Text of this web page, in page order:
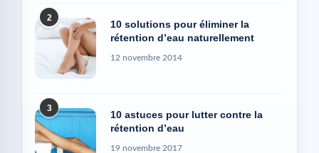
2
10 solutions pour éliminer la
rétention d’eau naturellement
12 novembre 2014
3
10 astuces pour lutter contre la
rétention d’eau
19 novembre 2017